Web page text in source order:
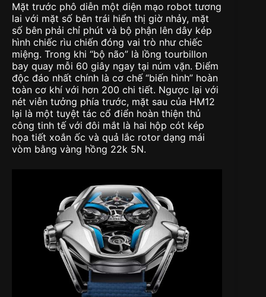
Mặt trước phô diễn một diện mạo robot tương
lai với mặt số bên trái hiển thị giờ nhảy, mặt
số bên phải chỉ phút và bộ phận lên dây kép
hình chiếc rìu chiến đóng vai trò như chiếc
miệng. Trong khi “bộ não” là lồng tourbillon
bay quay mỗi 60 giây ngay tại núm vặn. Điểm
độc đáo nhất chính là cơ chế “biến hình” hoàn
toàn cơ khí với hơn 200 chi tiết. Ngược lại với
nét viễn tưởng phía trước, mặt sau của HM12
lại là một tuyệt tác cổ điển hoàn thiện thủ
công tinh tế với đôi mắt là hai hộp cót kép
họa tiết xoắn ốc và quả lắc rotor dạng mái
vòm bằng vàng hồng 22k 5N.